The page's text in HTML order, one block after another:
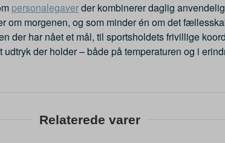
personalegaverder kombinerer daglig
om morgenen, og som minder én om det
der har nået et mål, til sportsholdets frivillige
udtryk der holder – både på temperaturen og i
Relaterede varer